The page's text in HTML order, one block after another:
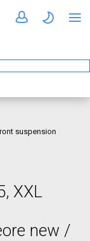
suspension
XXL
new /